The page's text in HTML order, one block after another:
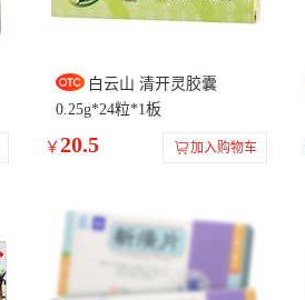
白云山 清开灵胶囊
0.25g*24粒*1板
￥ 20.5 加入购物车